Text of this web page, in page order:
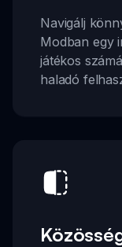
Navigálj
Modban egy
játékos
haladó